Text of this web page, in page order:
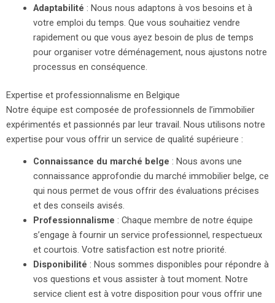
Adaptabilité : Nous nous adaptons à vos besoins et à
votre emploi du temps. Que vous souhaitiez vendre
rapidement ou que vous ayez besoin de plus de temps
pour organiser votre déménagement, nous ajustons notre
processus en conséquence.
Expertise et professionnalisme en Belgique
Notre équipe est composée de professionnels de l’immobilier
expérimentés et passionnés par leur travail. Nous utilisons notre
expertise pour vous offrir un service de qualité supérieure :
Connaissance du marché belge : Nous avons une
connaissance approfondie du marché immobilier belge, ce
qui nous permet de vous offrir des évaluations précises
et des conseils avisés.
Professionnalisme : Chaque membre de notre équipe
s’engage à fournir un service professionnel, respectueux
et courtois. Votre satisfaction est notre priorité.
Disponibilité : Nous sommes disponibles pour répondre à
vos questions et vous assister à tout moment. Notre
service client est à votre disposition pour vous offrir une